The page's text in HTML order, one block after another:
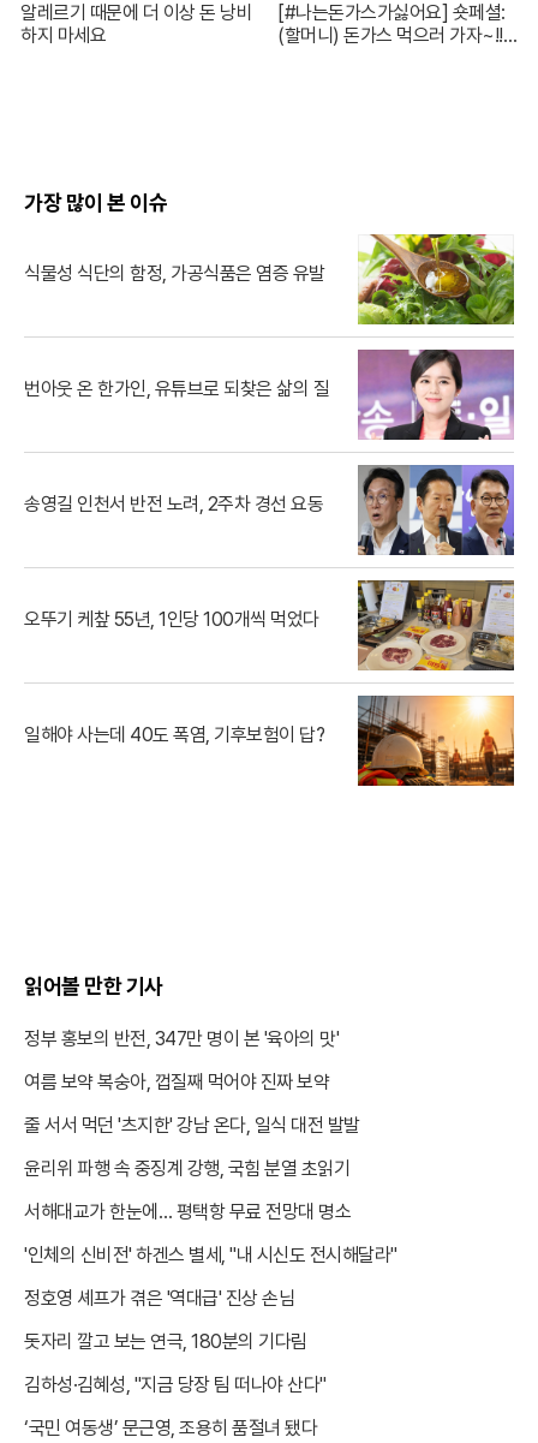
알레르기 때문에 더 이상 돈 낭비
하지 마세요
[#나는돈가스가싫어요] 숏페셜:
(할머니) 돈가스 먹으러 가자~!!
가장 많이 본 이슈
식물성 식단의 함정, 가공식품은 염증 유발
번아웃 온 한가인, 유튜브로 되찾은 삶의 질
송영길 인천서 반전 노려, 2주차 경선 요동
오뚜기 케챂 55년, 1인당 100개씩 먹었다
일해야 사는데 40도 폭염, 기후보험이 답?
읽어볼 만한 기사
정부 홍보의 반전, 347만 명이 본 '육아의 맛'
여름 보약 복숭아, 껍질째 먹어야 진짜 보약
줄 서서 먹던 '츠지한' 강남 온다, 일식 대전 발발
윤리위 파행 속 중징계 강행, 국힘 분열 초읽기
서해대교가 한눈에… 평택항 무료 전망대 명소
'인체의 신비전' 하겐스 별세, "내 시신도 전시해달라"
정호영 셰프가 겪은 '역대급' 진상 손님
돗자리 깔고 보는 연극, 180분의 기다림
김하성·김혜성, "지금 당장 팀 떠나야 산다"
‘국민 여동생’ 문근영, 조용히 품절녀 됐다